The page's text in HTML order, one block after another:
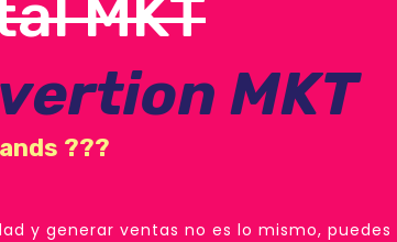
MKT
MKT
???
y generar ventas no es lo mismo, puedes